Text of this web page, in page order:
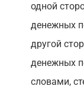
одной
денежных
другой
денежных
словами,